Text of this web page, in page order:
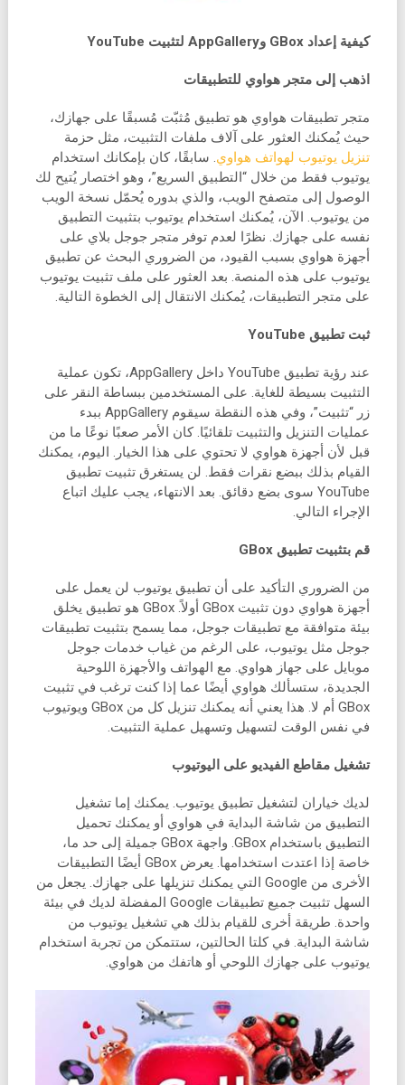
كيفية إعداد GBox وAppGallery لتثبيت YouTube
اذهب إلى متجر هواوي للتطبيقات
متجر تطبيقات هواوي هو تطبيق مُثبّت مُسبقًا على جهازك،
حيث يُمكنك العثور على آلاف ملفات التثبيت، مثل حزمة
تنزيل يوتيوب لهواتف هواوي. سابقًا، كان بإمكانك استخدام
يوتيوب فقط من خلال “التطبيق السريع”، وهو اختصار يُتيح لك
الوصول إلى متصفح الويب، والذي بدوره يُحمّل نسخة الويب
من يوتيوب. الآن، يُمكنك استخدام يوتيوب بتثبيت التطبيق
نفسه على جهازك. نظرًا لعدم توفر متجر جوجل بلاي على
أجهزة هواوي بسبب القيود، من الضروري البحث عن تطبيق
يوتيوب على هذه المنصة. بعد العثور على ملف تثبيت يوتيوب
على متجر التطبيقات، يُمكنك الانتقال إلى الخطوة التالية.
ثبت تطبيق YouTube
عند رؤية تطبيق YouTube داخل AppGallery، تكون عملية
التثبيت بسيطة للغاية. على المستخدمين ببساطة النقر على
زر “تثبيت”، وفي هذه النقطة سيقوم AppGallery ببدء
عمليات التنزيل والتثبيت تلقائيًا. كان الأمر صعبًا نوعًا ما من
قبل لأن أجهزة هواوي لا تحتوي على هذا الخيار. اليوم، يمكنك
القيام بذلك ببضع نقرات فقط. لن يستغرق تثبيت تطبيق
YouTube سوى بضع دقائق. بعد الانتهاء، يجب عليك اتباع
الإجراء التالي.
قم بتثبيت تطبيق GBox
من الضروري التأكيد على أن تطبيق يوتيوب لن يعمل على
أجهزة هواوي دون تثبيت GBox أولاً. GBox هو تطبيق يخلق
بيئة متوافقة مع تطبيقات جوجل، مما يسمح بتثبيت تطبيقات
جوجل مثل يوتيوب، على الرغم من غياب خدمات جوجل
موبايل على جهاز هواوي. مع الهواتف والأجهزة اللوحية
الجديدة، ستسألك هواوي أيضًا عما إذا كنت ترغب في تثبيت
GBox أم لا. هذا يعني أنه يمكنك تنزيل كل من GBox ويوتيوب
في نفس الوقت لتسهيل وتسهيل عملية التثبيت.
تشغيل مقاطع الفيديو على اليوتيوب
لديك خياران لتشغيل تطبيق يوتيوب. يمكنك إما تشغيل
التطبيق من شاشة البداية في هواوي أو يمكنك تحميل
التطبيق باستخدام GBox. واجهة GBox جميلة إلى حد ما،
خاصة إذا اعتدت استخدامها. يعرض GBox أيضًا التطبيقات
الأخرى من Google التي يمكنك تنزيلها على جهازك. يجعل من
السهل تثبيت جميع تطبيقات Google المفضلة لديك في بيئة
واحدة. طريقة أخرى للقيام بذلك هي تشغيل يوتيوب من
شاشة البداية. في كلتا الحالتين، ستتمكن من تجربة استخدام
يوتيوب على جهازك اللوحي أو هاتفك من هواوي.